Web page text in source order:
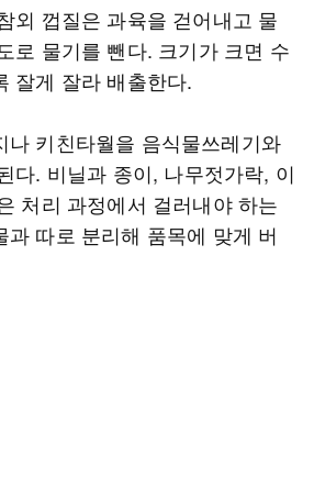
외 껍질은 과육을 걷어내고 물
로 물기를 뺀다. 크기가 크면 수
잘게 잘라 배출한다.
나 키친타월을 음식물쓰레기와
다. 비닐과 종이, 나무젓가락, 이
처리 과정에서 걸러내야 하는
과 따로 분리해 품목에 맞게 버